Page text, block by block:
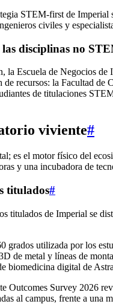
STEM‑first de
civiles y
disciplinas no
Escuela de Negocios
recursos: la Facultad
de titulaciones
viviente#
es el motor físico del
y una incubadora de
titulados#
titulados de Imperial se
grados utilizada por los
de metal y líneas de
biomedicina digital de
Outcomes Survey 2026
al campus, frente a una